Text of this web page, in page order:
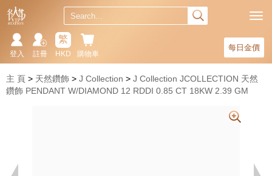
每日金價
購物車
繁
HKD
註冊
登入
主 頁 天然鑽飾 J Collection
J Collection JCOLLECTION 天然
鑽飾 PENDANT W/DIAMOND 12 RDDI 0.85 CT 18KW 2.39 GM